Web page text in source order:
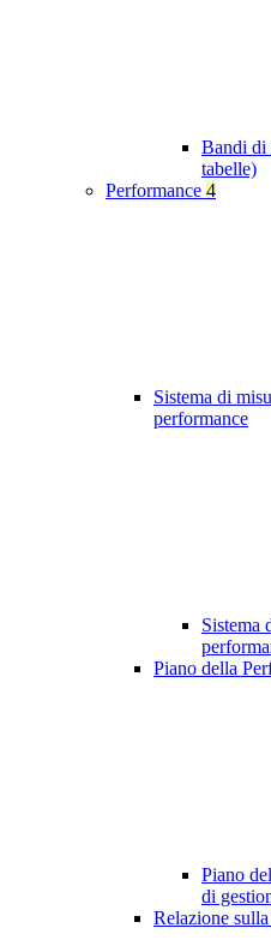
Bandi di
tabelle)
Performance 4
Sistema di
performance
Sistema
Piano della
Piano
di
Relazione